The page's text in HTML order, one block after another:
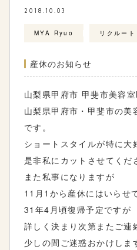
2018.10.03
MYA Ryuo リクルート
産休のお知らせ
山梨県甲府市 甲斐市美容
山梨県甲府市・甲斐市の
です。
ショートスタイルが特に大
是非私にカットさせてくだ
また私事になりますが
11月1から産休にはいらせ
31年4月頃復帰予定ですが
詳しく決まり次第またご連
少しの間ご迷惑おかけしま